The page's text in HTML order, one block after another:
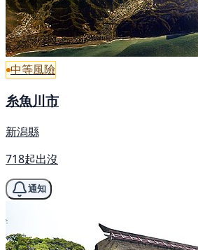
中等風險
糸魚川市
新潟縣
718起出沒
通知